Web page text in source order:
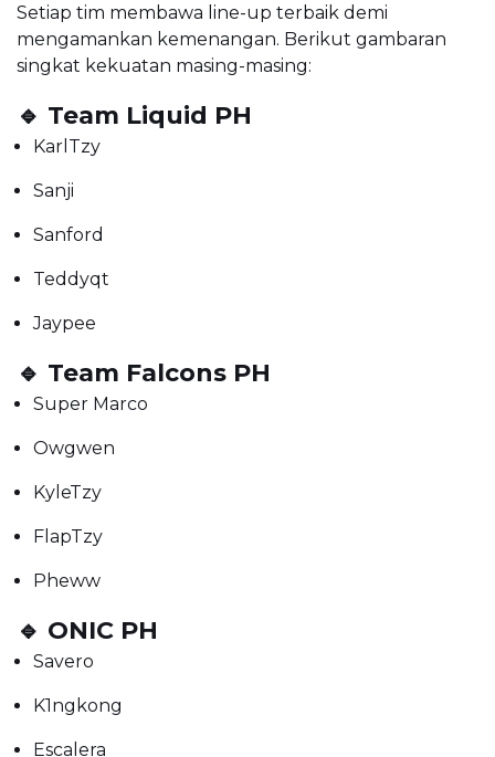
Setiap tim membawa line-up terbaik demi
mengamankan kemenangan. Berikut gambaran
singkat kekuatan masing-masing:
🔹 Team Liquid PH
KarlTzy
Sanji
Sanford
Teddyqt
Jaypee
🔹 Team Falcons PH
Super Marco
Owgwen
KyleTzy
FlapTzy
Pheww
🔹 ONIC PH
Savero
K1ngkong
Escalera